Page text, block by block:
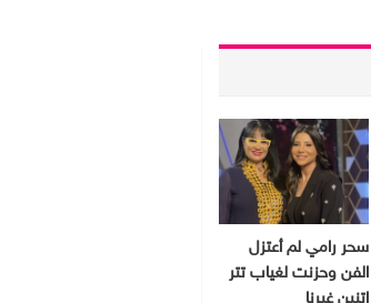
سحر رامي لم أعتزل
الفن وحزنت لغياب تتر
اتنين غيرنا